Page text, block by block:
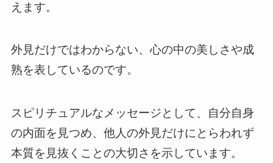
えます。
外見だけではわからない、心の中の美しさや成
熟を表しているのです。
スピリチュアルなメッセージとして、自分自身
の内面を見つめ、他人の外見だけにとらわれず
本質を見抜くことの大切さを示しています。